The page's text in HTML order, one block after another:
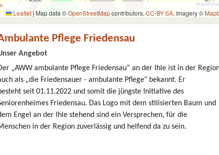
Leaflet | Map data ©OpenStreetMapcontributors, CC-BY-SA, Imagery ©
Pflege Friedensau
Angebot
„AWW ambulante Pflege Friedensau“ an der Ihle ist in der
als „die Friedensauer - ambulante Pflege" bekannt. Er
seit 01.11.2022 und somit die jüngste Initiative des
Friedensau. Das Logo mit dem stilisierten Baum und
Engel an der Ihle stehend sind ein Versprechen, für die
in der Region zuverlässig und helfend da zu sein.